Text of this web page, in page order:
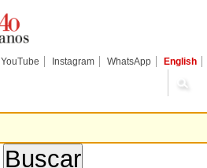
YouTube Instagram WhatsApp English